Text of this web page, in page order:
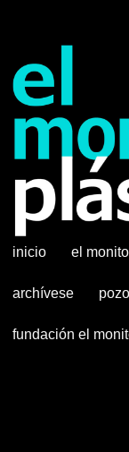
principal
inicio el
archívese
fundación el